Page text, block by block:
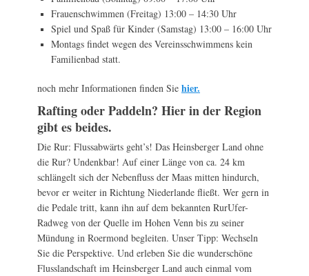
Frauenschwimmen (Freitag) 13:00 – 14:30 Uhr
Spiel und Spaß für Kinder (Samstag) 13:00 – 16:00 Uhr
Montags findet wegen des Vereinsschwimmens kein
Familienbad statt.
noch mehr Informationen finden Sie hier.
Rafting oder Paddeln? Hier in der Region
gibt es beides.
Die Rur: Flussabwärts geht’s! Das Heinsberger Land ohne
die Rur? Undenkbar! Auf einer Länge von ca. 24 km
schlängelt sich der Nebenfluss der Maas mitten hindurch,
bevor er weiter in Richtung Niederlande fließt. Wer gern in
die Pedale tritt, kann ihn auf dem bekannten RurUfer-
Radweg von der Quelle im Hohen Venn bis zu seiner
Mündung in Roermond begleiten. Unser Tipp: Wechseln
Sie die Perspektive. Und erleben Sie die wunderschöne
Flusslandschaft im Heinsberger Land auch einmal vom